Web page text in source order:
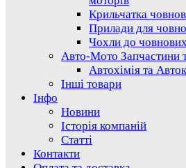
Крильчатка
Прилади для
Чохли до
Авто-Мото Запчастини
Автохімія та
Інші товари
Інфо
Новини
Історія компаній
Статті
Контакти